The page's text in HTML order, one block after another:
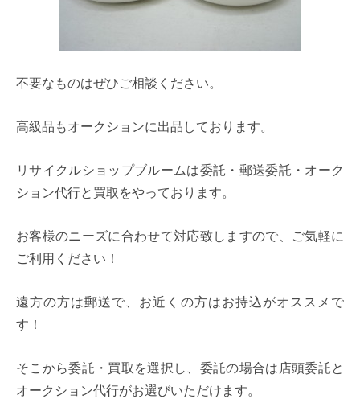
不要なものはぜひご相談ください。
高級品もオークションに出品しております。
リサイクルショップブルームは委託・郵送委託・オーク
ション代行と買取をやっております。
お客様のニーズに合わせて対応致しますので、ご気軽に
ご利用ください！
遠方の方は郵送で、お近くの方はお持込がオススメで
す！
そこから委託・買取を選択し、委託の場合は店頭委託と
オークション代行がお選びいただけます。